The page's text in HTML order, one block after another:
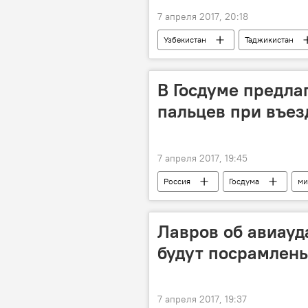
7 апреля 2017, 20:18
Узбекистан Таджикистан
Центральная Азия
МИД
Заседание Совета министров
В Госдуме
пальцев при
7 апреля 2017, 19:45
Россия Госдума
Законопроект
отпечатки
Лавров об
будут
7 апреля 2017, 19:37